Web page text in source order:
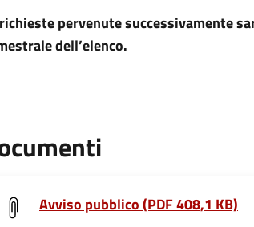
pervenute successivamente
dell’elenco.
Avviso pubblico (PDF 408,1 KB)